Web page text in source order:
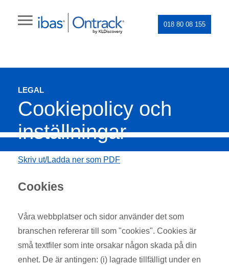
018 80 08 155
LEGAL
Cookiepolicy och
inställningar
Skriv ut/Ladda ner som PDF
Cookies
Våra webbplatser och sidor använder det som
branschen refererar till som "cookies". Cookies är
små textfiler som inte orsakar någon skada på din
enhet. De är antingen: (i) lagrade tillfälligt under en